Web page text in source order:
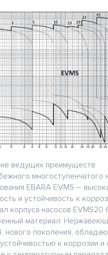
ведущих преимуществ
многоступенчатого
EBARA EVMS –
и устойчивость к
корпуса насосов EVMS20
материал:
нового поколения,
к коррозии и